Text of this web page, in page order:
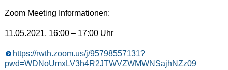
Zoom Meeting Informationen:
11.05.2021, 16:00 – 17:00 Uhr
https://rwth.zoom.us/j/95798557131?
pwd=WDNoUmxLV3h4R2JTWVZWMWNSajhNZz09